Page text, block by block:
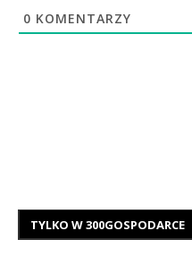
0 KOMENTARZY
TYLKO W 300GOSPODARCE